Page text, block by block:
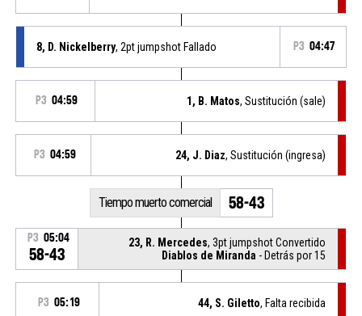
8, D. Nickelberry, 2pt jumpshot Fallado P3 04:47
P3 04:59 1, B. Matos, Sustitución (sale)
P3 04:59 24, J. Diaz, Sustitución (ingresa)
Tiempo muerto comercial 58-43
P3 05:04
58-43
23, R. Mercedes, 3pt jumpshot Convertido
Diablos de Miranda - Detrás por 15
P3 05:19 44, S. Giletto, Falta recibida